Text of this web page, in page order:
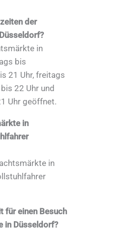
der
in
bis
21 Uhr, freitags
22 Uhr und
Uhr geöffnet.
in
in
für einen Besuch
in Düsseldorf?